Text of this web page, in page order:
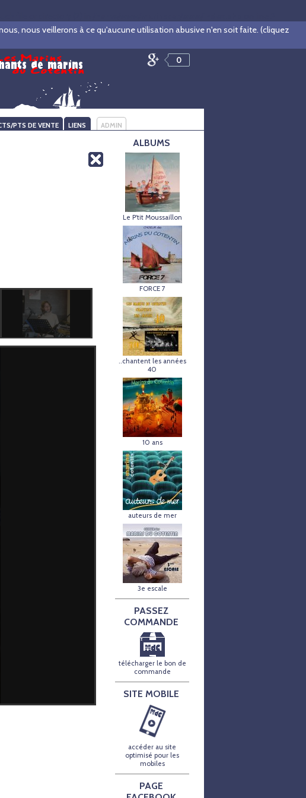
nous veillerons à ce qu'aucune utilisation abusive n'en soit faite. (cliquez
0
PTS DE VENTE LIENS ADMIN
ALBUMS
Le P'tit Moussaillon
FORCE 7
..chantent les années
40
10 ans
auteurs de mer
3e escale
PASSEZ
COMMANDE
télécharger le bon de
commande
SITE MOBILE
accéder au site
optimisé pour les
mobiles
PAGE